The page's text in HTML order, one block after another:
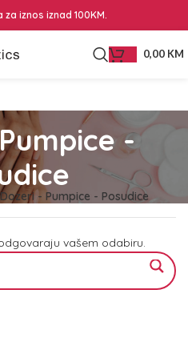
iznos iznad 100KM.
0,00 KM
-
Dozeri - Pumpice - Posudice
vašem odabiru.